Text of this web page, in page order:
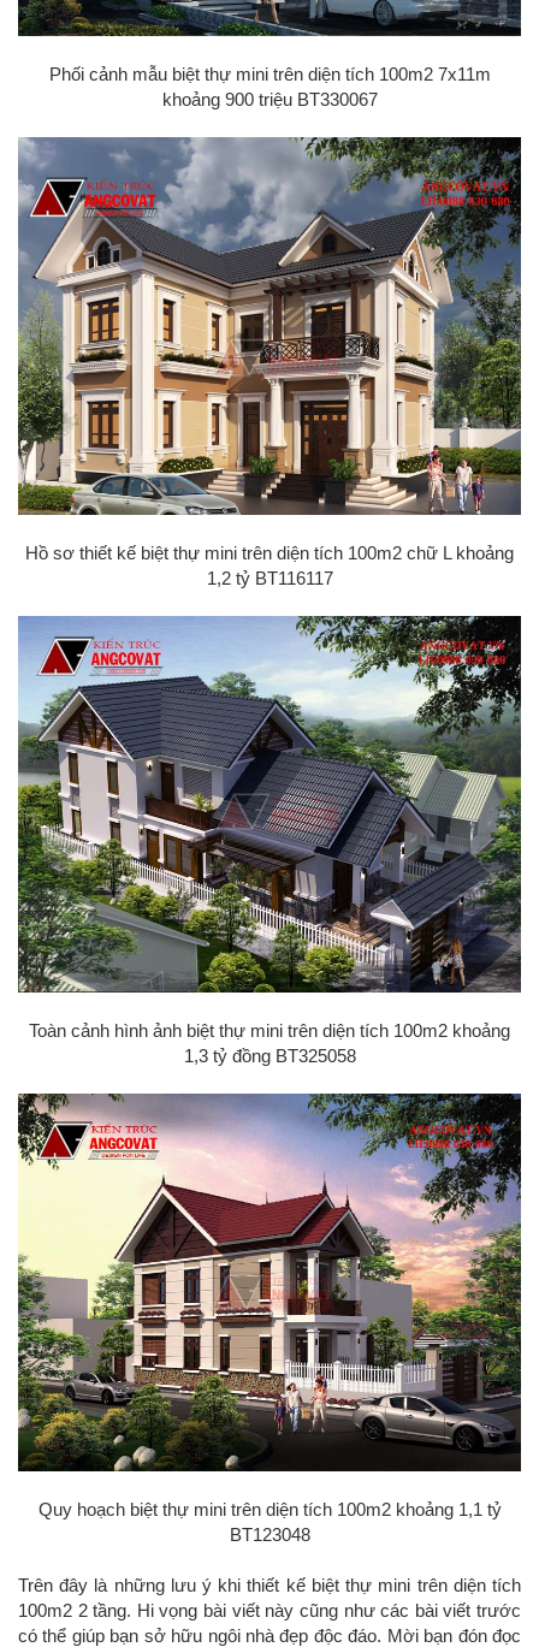
Phối cảnh mẫu biệt thự mini trên diện tích 100m2 7x11m
khoảng 900 triệu BT330067
Hồ sơ thiết kế biệt thự mini trên diện tích 100m2 chữ L khoảng
1,2 tỷ BT116117
Toàn cảnh hình ảnh biệt thự mini trên diện tích 100m2 khoảng
1,3 tỷ đồng BT325058
Quy hoạch biệt thự mini trên diện tích 100m2 khoảng 1,1 tỷ
BT123048
Trên đây là những lưu ý khi thiết kế biệt thự mini trên diện tích
100m2 2 tầng. Hi vọng bài viết này cũng như các bài viết trước
có thể giúp bạn sở hữu ngôi nhà đẹp độc đáo. Mời bạn đón đọc